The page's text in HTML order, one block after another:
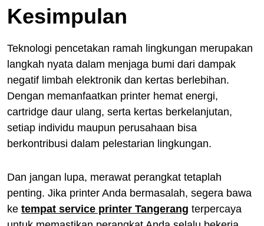
Kesimpulan
Teknologi pencetakan ramah lingkungan merupakan
langkah nyata dalam menjaga bumi dari dampak
negatif limbah elektronik dan kertas berlebihan.
Dengan memanfaatkan printer hemat energi,
cartridge daur ulang, serta kertas berkelanjutan,
setiap individu maupun perusahaan bisa
berkontribusi dalam pelestarian lingkungan.
Dan jangan lupa, merawat perangkat tetaplah
penting. Jika printer Anda bermasalah, segera bawa
ke tempat service printer Tangerang terpercaya